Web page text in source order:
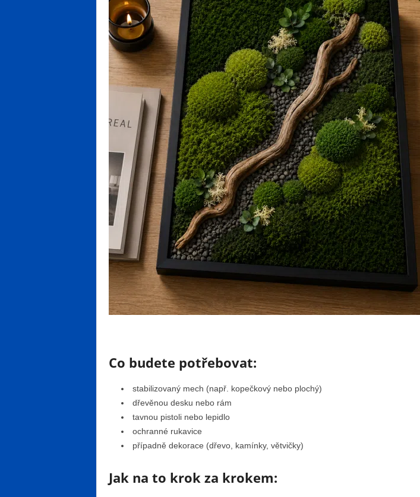
Co budete potřebovat:
stabilizovaný mech (např. kopečkový nebo plochý)
dřevěnou desku nebo rám
tavnou pistoli nebo lepidlo
ochranné rukavice
případně dekorace (dřevo, kamínky, větvičky)
Jak na to krok za krokem: